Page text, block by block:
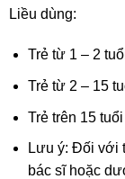
Liều dùng:
Trẻ từ 1 – 2
Trẻ từ 2 – 15
Trẻ trên 15
Lưu ý: Đối với
bác sĩ hoặc